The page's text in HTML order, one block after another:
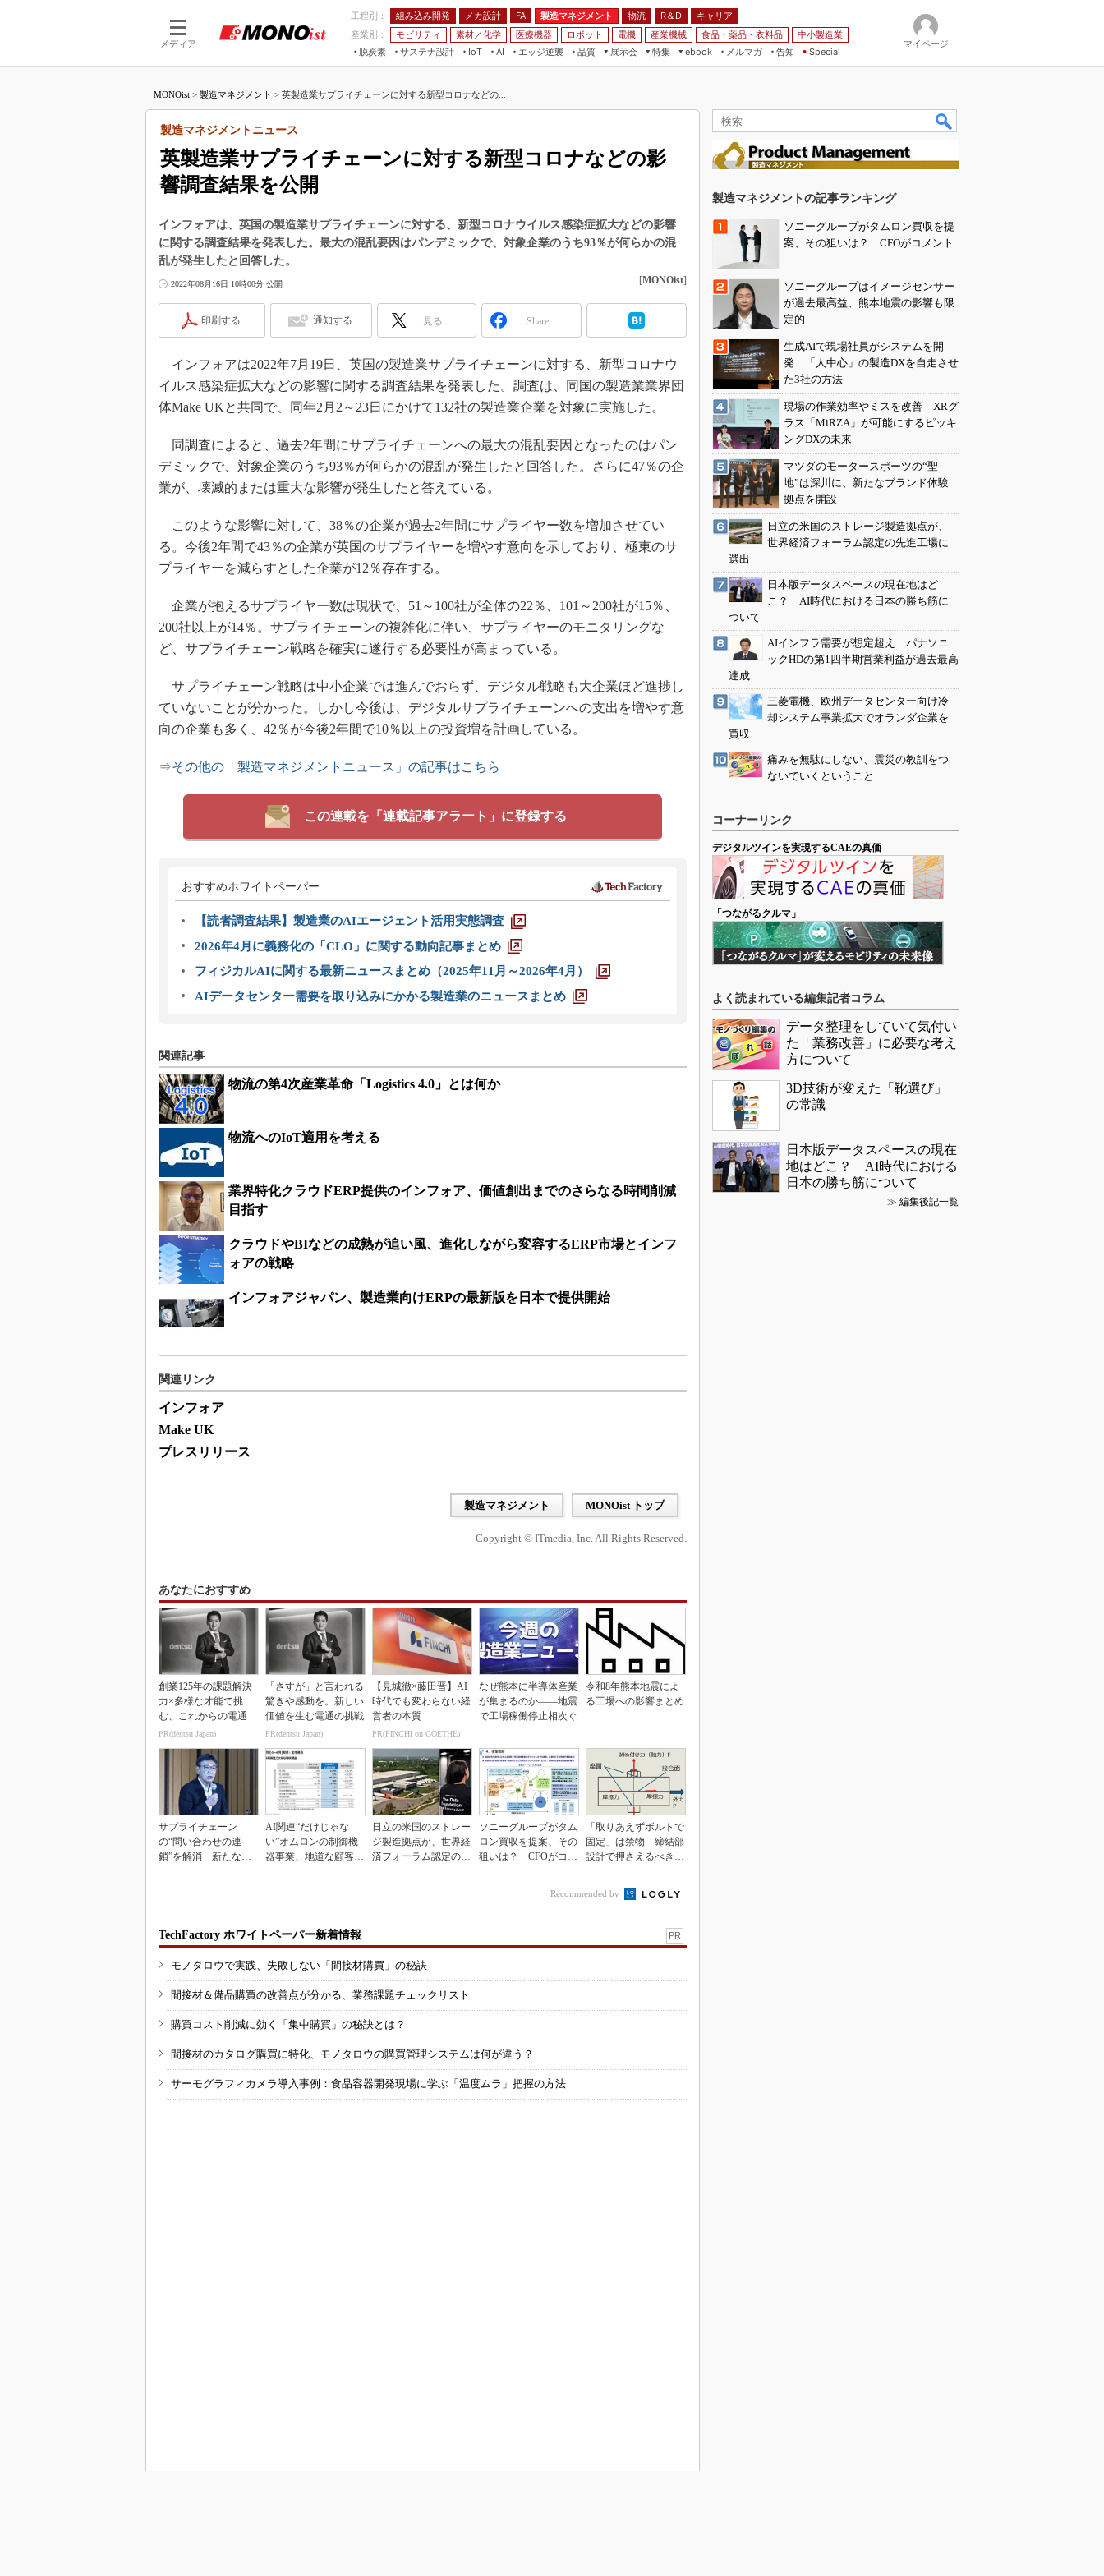
メディア
工程別： 組み込み開発 メカ設計 FA 製造マネジメント 物流 R＆D
キャリア
産業別：
モビリティ 素材／化学 医療機器 ロボット 電機 産業機械 食品・薬品・衣料品
中小製造業
脱炭素
サステナ設計
IoT
つながる工場
AI
AI×設備保全
エッジ逆襲 品質
展示会
JIMTOF
IIFES
TECHNO-FRONTIER
EdgeTech+
日本ものづくりワールド
AUTOMOTIVE WORLD
産業オープンネット展
特集
つながるクルマ
VR／AR
組み込み画像技術
組み込みモデリング
ISO26262
3Dプリンタ
デジタルツインとCAE
インダストリー4.0
イノベーション
メイドインジャパン
植物工場
海外生産
グローバル設計・開発
制御セキュリティ
新型コロナへの対応
ebook
FA
メルマガ
告知 Special
マイページ
MONOist > 製造マネジメント > 英製造業サプライチェーンに対する新型コロナなどの...
英製造業サプライチェーンに対する新型コロナなどの影
響調査結果を公開
製造マネジメントニュース
インフォアは、英国の製造業サプライチェーンに対する、新型コロナウイルス感染症拡大などの影響
に関する調査結果を発表した。最大の混乱要因はパンデミックで、対象企業のうち93％が何らかの混
乱が発生したと回答した。
2022年08月16日 10時00分 公開 [MONOist]
印刷する 通知する 見る Share
インフォアは2022年7月19日、英国の製造業サプライチェーンに対する、新型コロナウ
イルス感染症拡大などの影響に関する調査結果を発表した。調査は、同国の製造業業界団
体Make UKと共同で、同年2月2～23日にかけて132社の製造業企業を対象に実施した。
同調査によると、過去2年間にサプライチェーンへの最大の混乱要因となったのはパン
デミックで、対象企業のうち93％が何らかの混乱が発生したと回答した。さらに47％の企
業が、壊滅的または重大な影響が発生したと答えている。
このような影響に対して、38％の企業が過去2年間にサプライヤー数を増加させてい
る。今後2年間で43％の企業が英国のサプライヤーを増やす意向を示しており、極東のサ
プライヤーを減らすとした企業が12％存在する。
企業が抱えるサプライヤー数は現状で、51～100社が全体の22％、101～200社が15％、
200社以上が14％。サプライチェーンの複雑化に伴い、サプライヤーのモニタリングな
ど、サプライチェーン戦略を確実に遂行する必要性が高まっている。
サプライチェーン戦略は中小企業では進んでおらず、デジタル戦略も大企業ほど進捗し
ていないことが分かった。しかし今後は、デジタルサプライチェーンへの支出を増やす意
向の企業も多く、42％が今後2年間で10％以上の投資増を計画している。
⇒その他の「製造マネジメントニュース」の記事はこちら
この連載を「連載記事アラート」に登録する
おすすめホワイトペーパー
【読者調査結果】製造業のAIエージェント活用実態調査
2026年4月に義務化の「CLO」に関する動向記事まとめ
フィジカルAIに関する最新ニュースまとめ（2025年11月～2026年4月）
AIデータセンター需要を取り込みにかかる製造業のニュースまとめ
関連記事
物流の第4次産業革命「Logistics 4.0」とは何か
物流へのIoT適用を考える
業界特化クラウドERP提供のインフォア、価値創出までのさらなる時間削減
目指す
クラウドやBIなどの成熟が追い風、進化しながら変容するERP市場とインフ
ォアの戦略
インフォアジャパン、製造業向けERPの最新版を日本で提供開始
関連リンク
インフォア
Make UK
プレスリリース
製造マネジメント MONOist トップ
Copyright © ITmedia, Inc. All Rights Reserved.
あなたにおすすめ
創業125年の課題解決
力×多様な才能で挑
む、これからの電通
PR(dentsu Japan)
「さすが」と言われる
驚きや感動を。新しい
価値を生む電通の挑戦
PR(dentsu Japan)
【見城徹×藤田晋】AI
時代でも変わらない経
営者の本質
PR(FINCHI on GOETHE)
なぜ熊本に半導体産業
が集まるのか――地震
で工場稼働停止相次ぐ
令和8年熊本地震によ
る工場への影響まとめ
サプライチェーン
の“問い合わせの連
鎖”を解消 新たな情
AI関連“だけじゃな
い”オムロンの制御機
器事業、地道な顧客基
日立の米国のストレー
ジ製造拠点が、世界経
済フォーラム認定の先
ソニーグループがタム
ロン買収を提案、その
狙いは？ CFOがコメ
「取りあえずボルトで
固定」は禁物 締結部
設計で押さえるべき基
Recommended by
TechFactory ホワイトペーパー新着情報 PR
モノタロウで実践、失敗しない「間接材購買」の秘訣
間接材＆備品購買の改善点が分かる、業務課題チェックリスト
購買コスト削減に効く「集中購買」の秘訣とは？
間接材のカタログ購買に特化、モノタロウの購買管理システムは何が違う？
サーモグラフィカメラ導入事例：食品容器開発現場に学ぶ「温度ムラ」把握の方法
製造マネジメントの記事ランキング
ソニーグループがタムロン買収を提
案、その狙いは？ CFOがコメント
ソニーグループはイメージセンサー
が過去最高益、熊本地震の影響も限
定的
生成AIで現場社員がシステムを開
発 「人中心」の製造DXを自走させ
た3社の方法
現場の作業効率やミスを改善 XRグ
ラス「MiRZA」が可能にするピッキ
ングDXの未来
マツダのモータースポーツの“聖
地”は深川に、新たなブランド体験
拠点を開設
日立の米国のストレージ製造拠点が、
世界経済フォーラム認定の先進工場に
選出
日本版データスペースの現在地はど
こ？ AI時代における日本の勝ち筋に
ついて
AIインフラ需要が想定超え パナソニ
ックHDの第1四半期営業利益が過去最高
達成
三菱電機、欧州データセンター向け冷
却システム事業拡大でオランダ企業を
買収
痛みを無駄にしない、震災の教訓をつ
ないでいくということ
コーナーリンク
デジタルツインを実現するCAEの真価
「つながるクルマ」
よく読まれている編集記者コラム
データ整理をしていて気付い
た「業務改善」に必要な考え
方について
3D技術が変えた「靴選び」
の常識
日本版データスペースの現在
地はどこ？ AI時代における
日本の勝ち筋について
≫ 編集後記一覧